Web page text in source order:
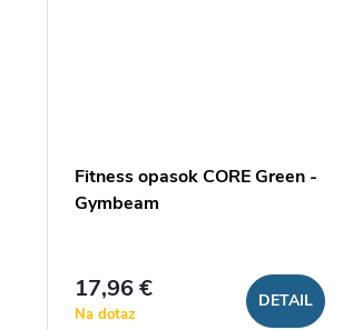
Fitness opasok CORE Green -
Gymbeam
17,96 €
Na dotaz
DETAIL